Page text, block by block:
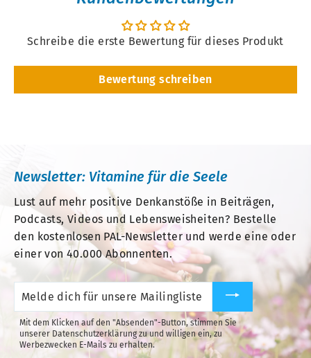
Schreibe die erste Bewertung für dieses Produkt
Bewertung schreiben
Newsletter: Vitamine für die Seele
Lust auf mehr positive Denkanstöße in Beiträgen,
Podcasts, Videos und Lebensweisheiten? Bestelle
den kostenlosen PAL-Newsletter und werde eine oder
einer von 40.000 Abonnenten.
dich
unsere
Mailingliste
an.
Mit dem Klicken auf den "Absenden"-Button, stimmen Sie
unserer Datenschutzerklärung zu und willigen ein, zu
Werbezwecken E-Mails zu erhalten.